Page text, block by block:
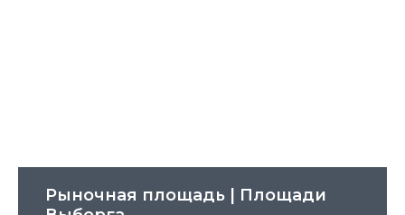
Рыночная площадь | Площади